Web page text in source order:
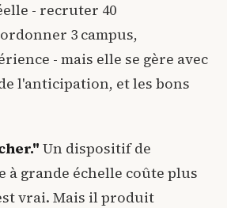
- recruter 40
3 campus,
- mais elle se gère avec
l'anticipation, et les bons
Un dispositif de
à grande échelle coûte plus
vrai. Mais il produit